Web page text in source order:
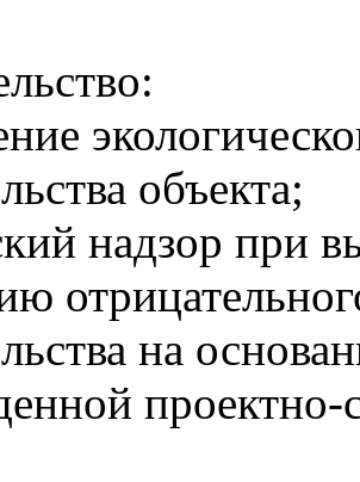
объекта;
надзор при
на